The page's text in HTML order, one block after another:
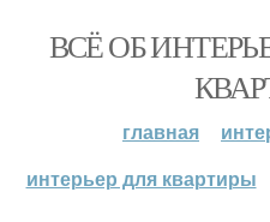
ВСЁ ОБ
главная
интерьер для квартиры